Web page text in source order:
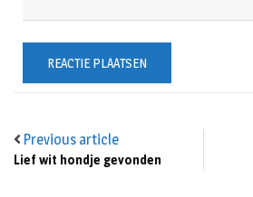
Previous article
Lief wit hondje gevonden